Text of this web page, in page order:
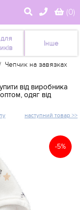
(0)
Інше
Чепчик на завязках
від виробника
одяг від
наступний товар >>
-5%